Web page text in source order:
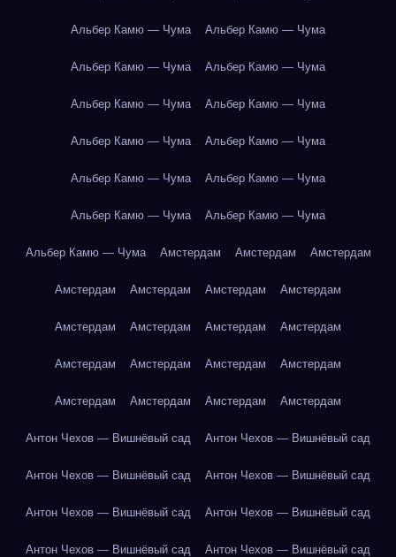
Альбер Камю — Чума Альбер Камю — Чума
Альбер Камю — Чума Альбер Камю — Чума
Альбер Камю — Чума Альбер Камю — Чума
Альбер Камю — Чума Альбер Камю — Чума
Альбер Камю — Чума Альбер Камю — Чума
Альбер Камю — Чума Альбер Камю — Чума
Альбер Камю — Чума Амстердам Амстердам Амстердам
Амстердам Амстердам Амстердам Амстердам
Амстердам Амстердам Амстердам Амстердам
Амстердам Амстердам Амстердам Амстердам
Амстердам Амстердам Амстердам Амстердам
Антон Чехов — Вишнёвый сад Антон Чехов — Вишнёвый сад
Антон Чехов — Вишнёвый сад Антон Чехов — Вишнёвый сад
Антон Чехов — Вишнёвый сад Антон Чехов — Вишнёвый сад
Антон Чехов — Вишнёвый сад Антон Чехов — Вишнёвый сад